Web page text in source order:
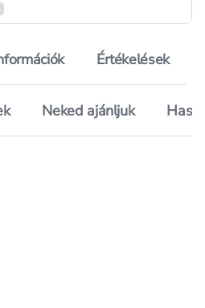
Értékelések
Neked ajánljuk